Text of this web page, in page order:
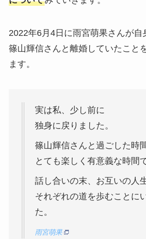
2022年6月4日に雨宮萌果さんが自
篠山輝信さんと離婚していたこと
ます。
実は私、少し前に
独身に戻りました。
篠山輝信さんと過ごした時
とても楽しく有意義な時間
話し合いの末、お互いの人
それぞれの道を歩むことに
た。
雨宮萌果